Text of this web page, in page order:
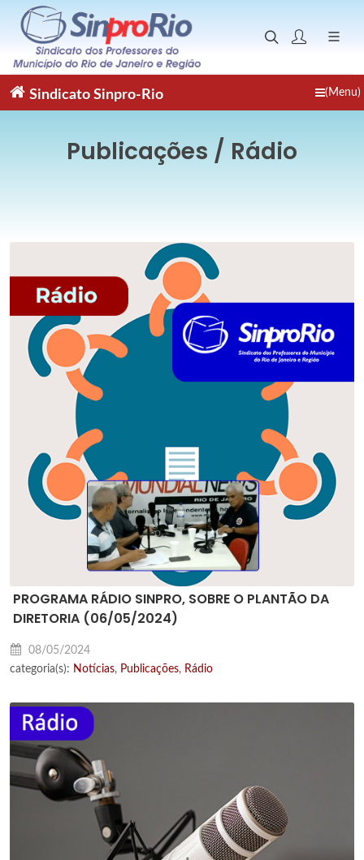
Sindicato Sinpro-Rio (Menu)
Publicações / Rádio
PROGRAMA RÁDIO SINPRO, SOBRE O PLANTÃO DA
DIRETORIA (06/05/2024)
08/05/2024
categoria(s): Notícias, Publicações, Rádio